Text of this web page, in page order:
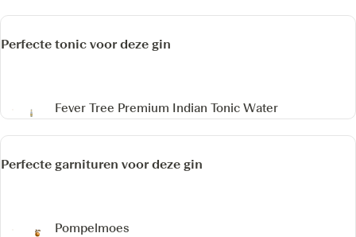
Perfecte tonic voor deze gin
Fever Tree Premium Indian Tonic Water
Perfecte garnituren voor deze gin
Pompelmoes